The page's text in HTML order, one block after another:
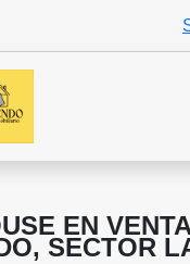
EN
SECTOR